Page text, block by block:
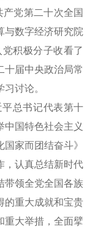
党第二十次全国
与数字经济研究院
党积极分子收看了
十届中央政治局常
讨论。
总书记代表第十
中国特色社会主义
家而团结奋斗》
，认真总结新时代
带领全党全国各族
的重大成就和宝贵
重大举措，全面擘